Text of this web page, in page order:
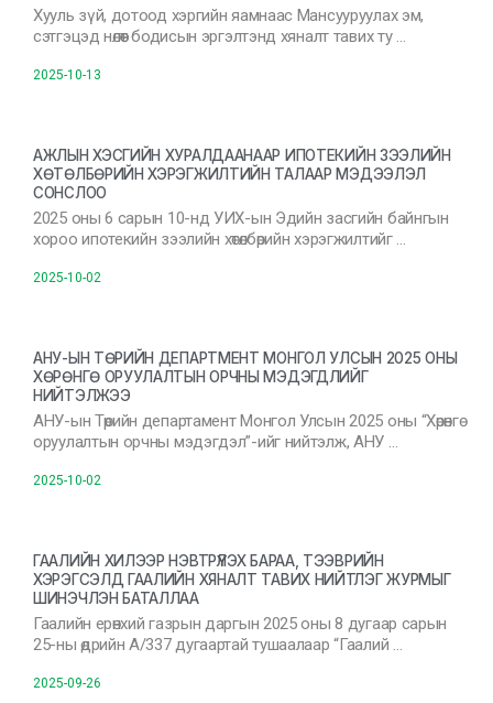
Хууль зүй, дотоод хэргийн яамнаас Мансууруулах эм,
сэтгэцэд нөлөөт бодисын эргэлтэнд хяналт тавих ту …
2025-10-13
АЖЛЫН ХЭСГИЙН ХУРАЛДААНААР ИПОТЕКИЙН ЗЭЭЛИЙН
ХӨТӨЛБӨРИЙН ХЭРЭГЖИЛТИЙН ТАЛААР МЭДЭЭЛЭЛ
СОНСЛОО
2025 оны 6 сарын 10-нд УИХ-ын Эдийн засгийн байнгын
хороо ипотекийн зээлийн хөтөлбөрийн хэрэгжилтийг …
2025-10-02
АНУ-ЫН ТӨРИЙН ДЕПАРТМЕНТ МОНГОЛ УЛСЫН 2025 ОНЫ
ХӨРӨНГӨ ОРУУЛАЛТЫН ОРЧНЫ МЭДЭГДЛИЙГ
НИЙТЭЛЖЭЭ
АНУ-ын Төрийн департамент Монгол Улсын 2025 оны “Хөрөнгө
оруулалтын орчны мэдэгдэл”-ийг нийтэлж, АНУ …
2025-10-02
ГААЛИЙН ХИЛЭЭР НЭВТРҮҮЛЭХ БАРАА, ТЭЭВРИЙН
ХЭРЭГСЭЛД ГААЛИЙН ХЯНАЛТ ТАВИХ НИЙТЛЭГ ЖУРМЫГ
ШИНЭЧЛЭН БАТАЛЛАА
Гаалийн ерөнхий газрын даргын 2025 оны 8 дугаар сарын
25-ны өдрийн А/337 дугаартай тушаалаар “Гаалий …
2025-09-26